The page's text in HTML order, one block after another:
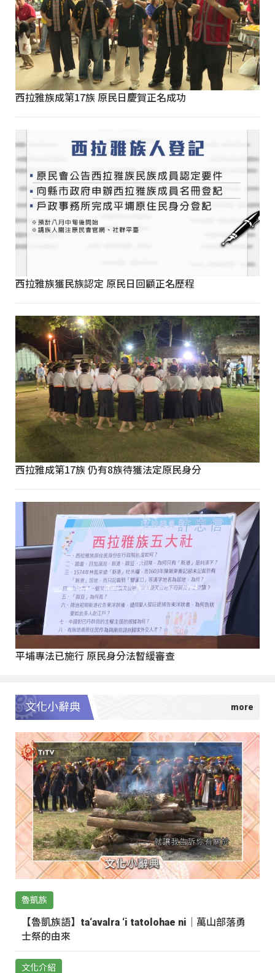
西拉雅族成第17族 原民日慶賀正名成功
西拉雅族獲民族認定 原民日回顧正名歷程
西拉雅成第17族 仍有8族待獲法定原民身分
平埔專法已施行 原民身分法暫緩審查
文化小辭典
魯凱族
【魯凱族語】ta‘avalra ‘i tatolohae ni｜萬山部落勇
士祭的由來
文化介紹